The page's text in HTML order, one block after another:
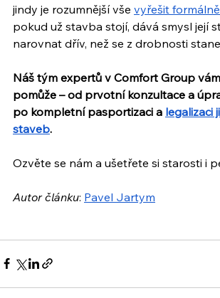
jindy je rozumnější vše vyřešit
pokud už stavba stojí, dává smysl její
narovnat dřív, než se z drobnosti
Náš tým expertů v Comfort Group
pomůže – od prvotní konzultace a
po kompletní pasportizaci a legalizaci
staveb.
Ozvěte se nám a ušetřete si starosti i
Autor článku: Pavel Jartym